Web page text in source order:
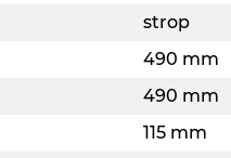
strop
490 mm
490 mm
115 mm